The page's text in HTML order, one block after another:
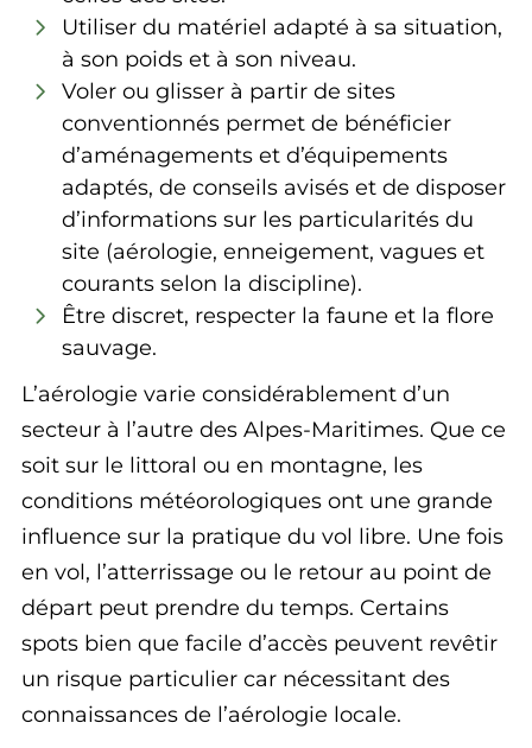
Utiliser du matériel adapté à sa situation,
à son poids et à son niveau.
Voler ou glisser à partir de sites
conventionnés permet de bénéficier
d’aménagements et d’équipements
adaptés, de conseils avisés et de disposer
d’informations sur les particularités du
site (aérologie, enneigement, vagues et
courants selon la discipline).
Être discret, respecter la faune et la flore
sauvage.
L’aérologie varie considérablement d’un
secteur à l’autre des Alpes-Maritimes. Que ce
soit sur le littoral ou en montagne, les
conditions météorologiques ont une grande
influence sur la pratique du vol libre. Une fois
en vol, l’atterrissage ou le retour au point de
départ peut prendre du temps. Certains
spots bien que facile d’accès peuvent revêtir
un risque particulier car nécessitant des
connaissances de l’aérologie locale.